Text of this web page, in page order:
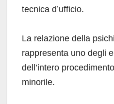
tecnica d’ufficio.
La relazione della
rappresenta uno degli
dell’intero
minorile.